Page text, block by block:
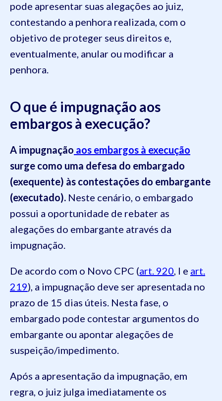
pode apresentar suas alegações ao juiz,
contestando a penhora realizada, com o
objetivo de proteger seus direitos e,
eventualmente, anular ou modificar a
penhora.
O que é impugnação aos
embargos à execução?
A impugnação aos embargos à execução
surge como uma defesa do embargado
(exequente) às contestações do embargante
(executado). Neste cenário, o embargado
possui a oportunidade de rebater as
alegações do embargante através da
impugnação.
De acordo com o Novo CPC (art. 920, I e art.
219), a impugnação deve ser apresentada no
prazo de 15 dias úteis. Nesta fase, o
embargado pode contestar argumentos do
embargante ou apontar alegações de
suspeição/impedimento.
Após a apresentação da impugnação, em
regra, o juiz julga imediatamente os